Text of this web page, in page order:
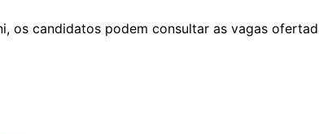
os candidatos podem consultar as vagas